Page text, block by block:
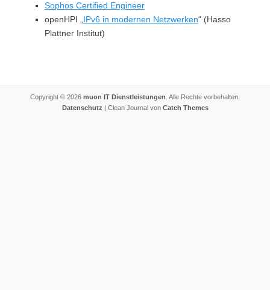
Sophos Certified Engineer
openHPI „ IPv6 in modernen Netzwerken“ (Hasso
Plattner Institut)
Copyright © 2026 muon IT Dienstleistungen . Alle Rechte vorbehalten.
Datenschutz | Clean Journal von Catch Themes